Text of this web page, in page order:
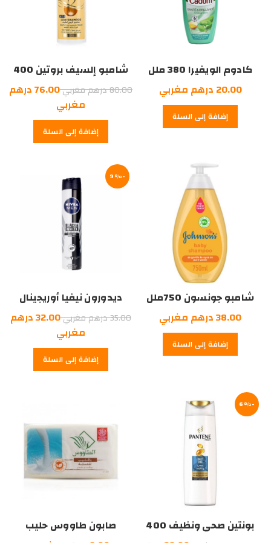
كادوم الويفيرا 380 ملل
20.00 درهم مغربي
إضافة إلى السلة
شامبو إلسيف بروتين 400
ملل 80.00درهم مغربيالسعر
الأصلي
هو:
80.00
76.00درهم
مغربي
الحالي
هو:
إضافة إلى السلة
شامبو جونسون 750ملل
38.00درهم مغربي
إضافة إلى السلة
-9%
ديدورون نيفيا أوريجينال
200 ملل 35.00درهم مغربيالسعر
الأصلي
هو:
35.00
32.00درهم
مغربي
الحالي
هو:
إضافة إلى السلة
-6%
بونتين صحي ونظيف 400
ملل
صابون طاووس حليب